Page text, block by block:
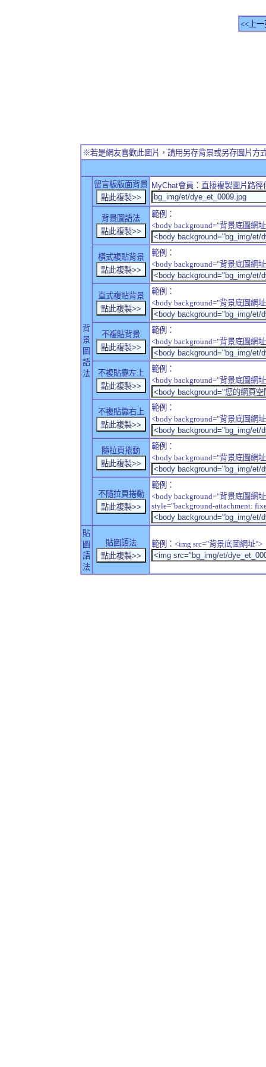
<<上一
※若是網友喜歡此圖片，請用另存背景或另存圖片方
背
景
圖
語
法
留言板版面背景 MyChat會員：直接複製圖片路
背景圖語法
範例：
<body background="背景底圖網
橫式複貼背景
範例：
<body background="背景底圖網
直式複貼背景
範例：
<body background="背景底圖網
不複貼背景
範例：
<body background="背景底圖網
不複貼靠左上
範例：
<body background="背景底圖網
不複貼靠右上
範例：
<body background="背景底圖網
隨拉頁捲動
範例：
<body background="背景底圖網
不隨拉頁捲動
範例：
<body background="背景底圖網
style="background-attachment:
貼
圖
語
法
貼圖語法 範例：<img src="背景底圖網址">